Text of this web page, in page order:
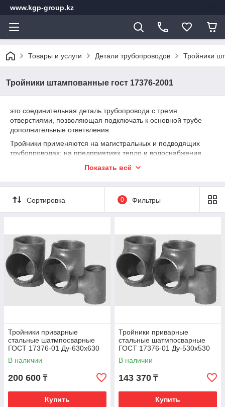
www.kgp-group.kz
Товары и услуги Детали трубопроводов Тройники
Тройники штампованные гост 17376-2001
это соединительная деталь трубопровода с тремя
отверстиями, позволяющая подключать к основной трубе
дополнительные ответвления.
Тройники применяются на магистральных и подводящих
трубопроводах; на предприятиях тепло и водоснабжения,
объекты подконтрольные органам технадзора.
Тройникив зависимости от конструкции подразделяются
на:
Переходной тройник - с изменением диаметра ответвления
(диаметр основного тела отличается от горловины).
Разнообразие тройниковых соединений вызвано, во-первых,
тем, что трубопровод в местах примыкания ослабляется
вырезкой отверстий и в зависимости от запаса точности
трубопровода требуется различной степени усиление его в
этих местах; во-вторых, различием технологии их
Показать всё
Сортировка 0 Фильтры
Тройники приварные
стальные шатмпосварные
ГОСТ 17376-01 Ду-630х630
В наличии
200 600 ₸
Купить
Тройники приварные
стальные шатмпосварные
ГОСТ 17376-01 Ду-530х530
В наличии
143 370 ₸
Купить